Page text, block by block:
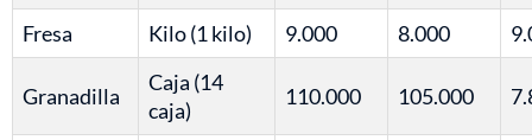
Fresa
Kilo (1 kilo) 9.000 8.000
Granadilla
Caja (14
caja)
110.000 105.000